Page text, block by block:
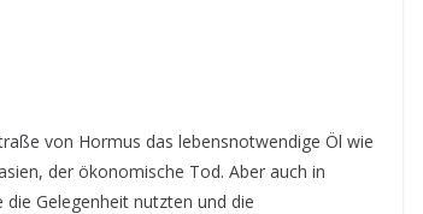
von Hormus das lebensnotwendige Öl wie
der ökonomische Tod. Aber auch in
Gelegenheit nutzten und die